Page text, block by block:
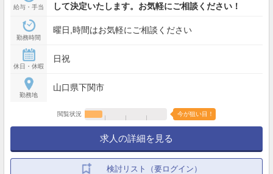
給与・手当
して決定いたします。お気軽にご相談ください！
勤務時間
曜日,時間はお気軽にご相談ください
休日・休暇
日祝
勤務地
山口県下関市
閲覧状況 今が狙い目！
求人の詳細を見る
検討リスト（要ログイン）